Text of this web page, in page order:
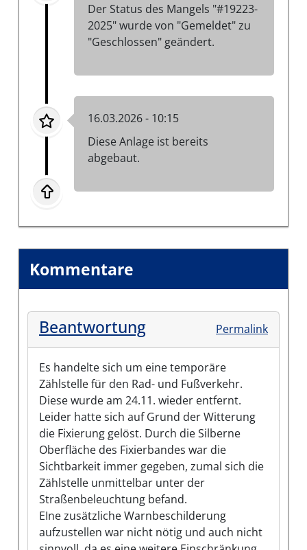
Der Status des Mangels "#19223-
2025" wurde von "Gemeldet" zu
"Geschlossen" geändert.
16.03.2026 - 10:15
Diese Anlage ist bereits
abgebaut.
Kommentare
Beantwortung Permalink
Es handelte sich um eine temporäre
Zählstelle für den Rad- und Fußverkehr.
Diese wurde am 24.11. wieder entfernt.
Leider hatte sich auf Grund der Witterung
die Fixierung gelöst. Durch die Silberne
Oberfläche des Fixierbandes war die
Sichtbarkeit immer gegeben, zumal sich die
Zählstelle unmittelbar unter der
Straßenbeleuchtung befand.
EIne zusätzliche Warnbeschilderung
aufzustellen war nicht nötig und auch nicht